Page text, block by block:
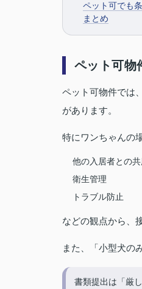
ペット可でも
まとめ
ペット可物
ペット可物件では
があります。
特にワンちゃんの
他の入居者との
衛生管理
トラブル防止
などの観点から、
また、「小型犬の
書類提出は「厳